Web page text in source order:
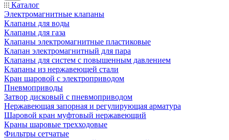
Каталог
Электромагнитные клапаны
Клапаны для воды
Клапаны для газа
Клапаны электромагнитные пластиковые
Клапан электромагнитный для пара
Клапаны для систем с повышенным давлением
Клапаны из нержавеющей стали
Кран шаровой с электроприводом
Пневмоприводы
Затвор дисковый с пневмоприводом
Нержавеющая запорная и регулирующая арматура
Шаровой кран муфтовый нержавеющий
Краны шаровые трехходовые
Фильтры сетчатые